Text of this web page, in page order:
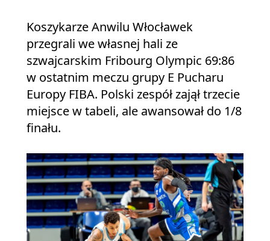
Koszykarze Anwilu Włocławek
przegrali we własnej hali ze
szwajcarskim Fribourg Olympic 69:86
w ostatnim meczu grupy E Pucharu
Europy FIBA. Polski zespół zajął trzecie
miejsce w tabeli, ale awansował do 1/8
finału.